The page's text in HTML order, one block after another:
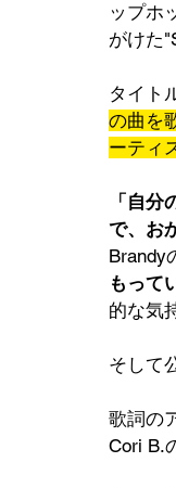
ップホ
がけた
タイト
の曲を
ーティ
「自
で、お
Brandy
もって
的な気
そして
歌詞の
Cori B.